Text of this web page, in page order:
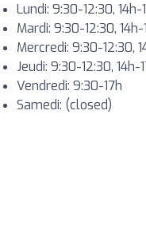
Lundi: 9:30-12:30, 14h-
Mardi: 9:30-12:30, 14h-
Mercredi: 9:30-12:30,
Jeudi: 9:30-12:30, 14h-
Vendredi: 9:30-17h
Samedi: (closed)